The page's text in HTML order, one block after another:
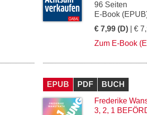
96 Seiten
E-Book
€ 7,99 (D) | €
Zum E-Book
EPUB PDF
BUCH
Frederike
3, 2, 1